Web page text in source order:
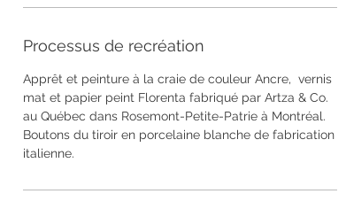
Processus de recréation
Apprêt et peinture à la craie de couleur Ancre, vernis
mat et papier peint Florenta fabriqué par Artza & Co.
au Québec dans Rosemont-Petite-Patrie à Montréal.
Boutons du tiroir en porcelaine blanche de fabrication
italienne.